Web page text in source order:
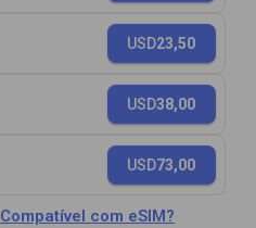
USD23,50
USD38,00
USD73,00
Compatível com eSIM?